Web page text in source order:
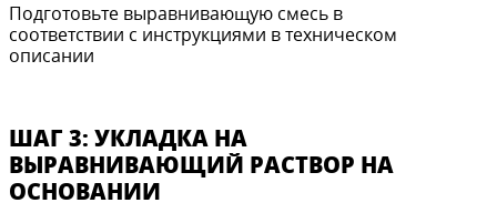
Подготовьте выравнивающую смесь в
соответствии с инструкциями в техническом
описании
ШАГ 3: УКЛАДКА НА
ВЫРАВНИВАЮЩИЙ РАСТВОР НА
ОСНОВАНИИ